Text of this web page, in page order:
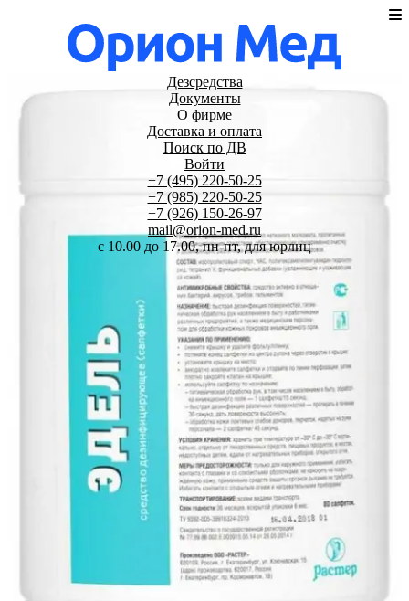
Дезсредства
Документы
О фирме
Доставка и оплата
Поиск по ДВ
Войти
+7 (495) 220-50-25
+7 (985) 220-50-25
+7 (926) 150-26-97
mail@orion-med.ru
c 10.00 до 17.00, пн-пт, для юрлиц